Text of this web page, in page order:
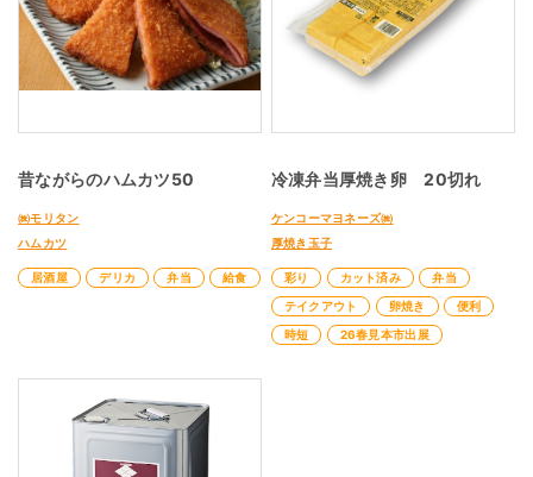
昔ながらのハムカツ50
㈱モリタン
ハムカツ
居酒屋 デリカ 弁当 給食
冷凍弁当厚焼き卵 20切れ
ケンコーマヨネーズ㈱
厚焼き玉子
彩り カット済み
弁当
テイクアウト
卵焼き
便利
時短
26春見本市出展